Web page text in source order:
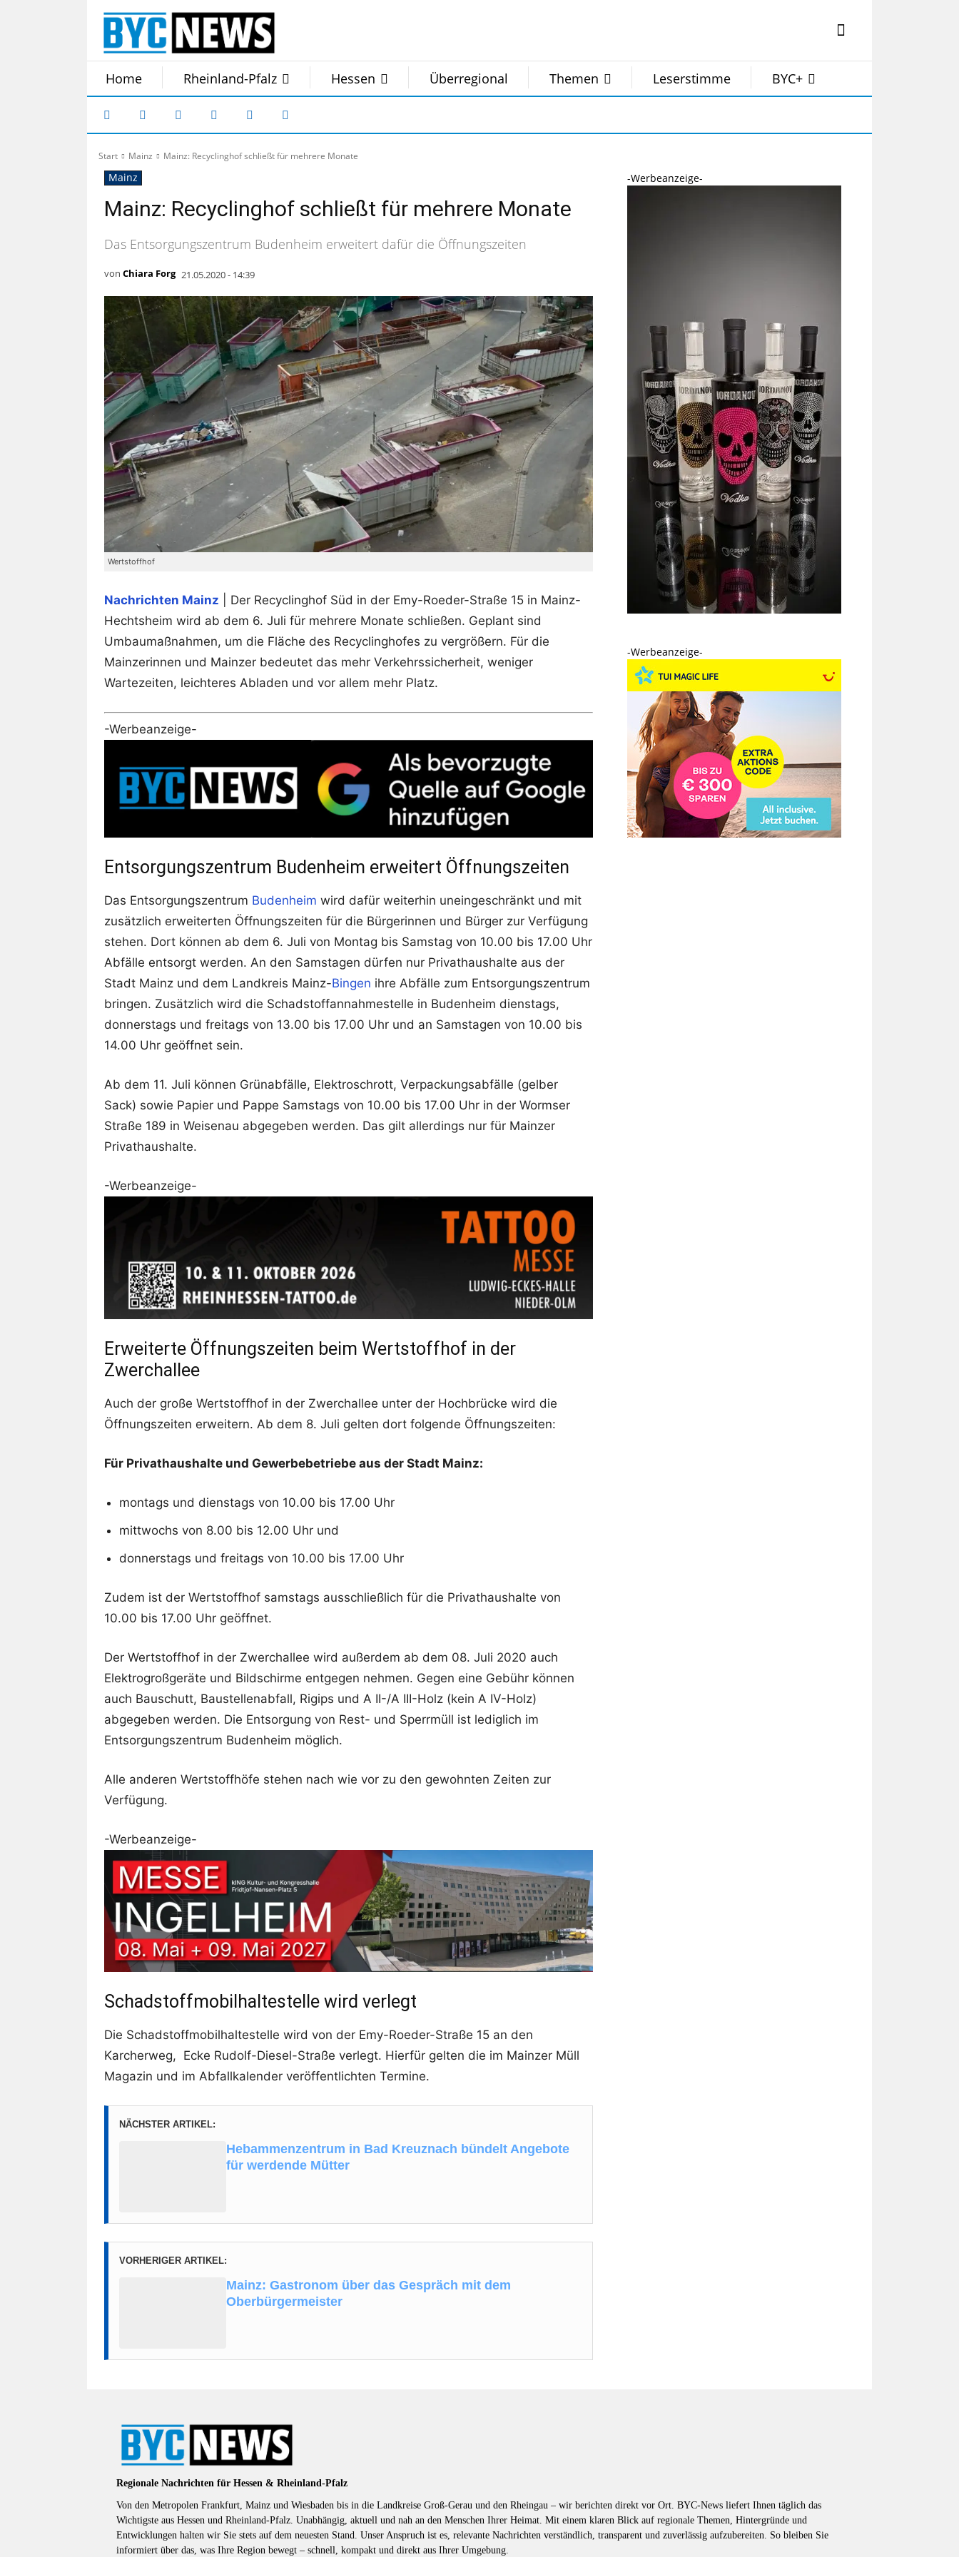
Home Rheinland-Pfalz Hessen Überregional Themen Leserstimme BYC+
Start Mainz Mainz: Recyclinghof schließt für mehrere Monate
Mainz
Mainz: Recyclinghof schließt für mehrere Monate
Das Entsorgungszentrum Budenheim erweitert dafür die Öffnungszeiten
von Chiara Forg 21.05.2020 - 14:39
Wertstoffhof
Nachrichten Mainz | Der Recyclinghof Süd in der Emy-Roeder-Straße 15 in Mainz-
Hechtsheim wird ab dem 6. Juli für mehrere Monate schließen. Geplant sind
Umbaumaßnahmen, um die Fläche des Recyclinghofes zu vergrößern. Für die
Mainzerinnen und Mainzer bedeutet das mehr Verkehrssicherheit, weniger
Wartezeiten, leichteres Abladen und vor allem mehr Platz.
-Werbeanzeige-
Entsorgungszentrum Budenheim erweitert Öffnungszeiten
Das Entsorgungszentrum Budenheim wird dafür weiterhin uneingeschränkt und mit
zusätzlich erweiterten Öffnungszeiten für die Bürgerinnen und Bürger zur Verfügung
stehen. Dort können ab dem 6. Juli von Montag bis Samstag von 10.00 bis 17.00 Uhr
Abfälle entsorgt werden. An den Samstagen dürfen nur Privathaushalte aus der
Stadt Mainz und dem Landkreis Mainz-Bingen ihre Abfälle zum Entsorgungszentrum
bringen. Zusätzlich wird die Schadstoffannahmestelle in Budenheim dienstags,
donnerstags und freitags von 13.00 bis 17.00 Uhr und an Samstagen von 10.00 bis
14.00 Uhr geöffnet sein.
Ab dem 11. Juli können Grünabfälle, Elektroschrott, Verpackungsabfälle (gelber
Sack) sowie Papier und Pappe Samstags von 10.00 bis 17.00 Uhr in der Wormser
Straße 189 in Weisenau abgegeben werden. Das gilt allerdings nur für Mainzer
Privathaushalte.
-Werbeanzeige-
Erweiterte Öffnungszeiten beim Wertstoffhof in der
Zwerchallee
Auch der große Wertstoffhof in der Zwerchallee unter der Hochbrücke wird die
Öffnungszeiten erweitern. Ab dem 8. Juli gelten dort folgende Öffnungszeiten:
Für Privathaushalte und Gewerbebetriebe aus der Stadt Mainz:
montags und dienstags von 10.00 bis 17.00 Uhr
mittwochs von 8.00 bis 12.00 Uhr und
donnerstags und freitags von 10.00 bis 17.00 Uhr
Zudem ist der Wertstoffhof samstags ausschließlich für die Privathaushalte von
10.00 bis 17.00 Uhr geöffnet.
Der Wertstoffhof in der Zwerchallee wird außerdem ab dem 08. Juli 2020 auch
Elektrogroßgeräte und Bildschirme entgegen nehmen. Gegen eine Gebühr können
auch Bauschutt, Baustellenabfall, Rigips und A II-/A III-Holz (kein A IV-Holz)
abgegeben werden. Die Entsorgung von Rest- und Sperrmüll ist lediglich im
Entsorgungszentrum Budenheim möglich.
Alle anderen Wertstoffhöfe stehen nach wie vor zu den gewohnten Zeiten zur
Verfügung.
-Werbeanzeige-
Schadstoffmobilhaltestelle wird verlegt
Die Schadstoffmobilhaltestelle wird von der Emy-Roeder-Straße 15 an den
Karcherweg, Ecke Rudolf-Diesel-Straße verlegt. Hierfür gelten die im Mainzer Müll
Magazin und im Abfallkalender veröffentlichten Termine.
NÄCHSTER ARTIKEL:
Hebammenzentrum in Bad Kreuznach bündelt Angebote
für werdende Mütter
VORHERIGER ARTIKEL:
Mainz: Gastronom über das Gespräch mit dem
Oberbürgermeister
-Werbeanzeige-
-Werbeanzeige-
Regionale Nachrichten für Hessen & Rheinland-Pfalz
Von den Metropolen Frankfurt, Mainz und Wiesbaden bis in die Landkreise Groß-Gerau und den Rheingau – wir berichten direkt vor Ort. BYC-News liefert Ihnen täglich das
Wichtigste aus Hessen und Rheinland-Pfalz. Unabhängig, aktuell und nah an den Menschen Ihrer Heimat. Mit einem klaren Blick auf regionale Themen, Hintergründe und
Entwicklungen halten wir Sie stets auf dem neuesten Stand. Unser Anspruch ist es, relevante Nachrichten verständlich, transparent und zuverlässig aufzubereiten. So bleiben Sie
informiert über das, was Ihre Region bewegt – schnell, kompakt und direkt aus Ihrer Umgebung.